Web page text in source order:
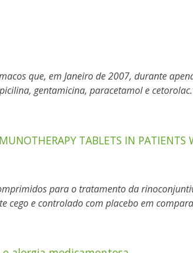
que, em Janeiro de 2007, durante
gentamicina, paracetamol e cetorolac.
TABLETS IN PATIENTS
para o tratamento da
e controlado com placebo em